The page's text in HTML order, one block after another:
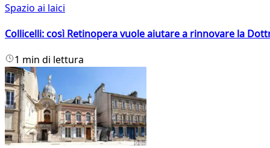
Spazio ai laici
Collicelli: così Retinopera vuole aiutare a rinnovare la
1 min di lettura